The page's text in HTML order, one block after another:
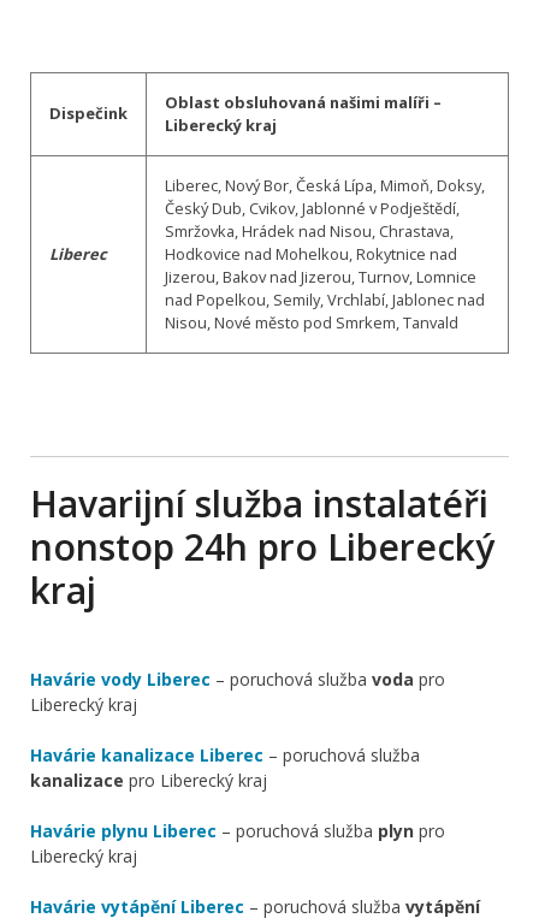
Dispečink
Oblast obsluhovaná našimi malíři –
Liberecký kraj
Liberec
Liberec, Nový Bor, Česká Lípa, Mimoň, Doksy,
Český Dub, Cvikov, Jablonné v Podještědí,
Smržovka, Hrádek nad Nisou, Chrastava,
Hodkovice nad Mohelkou, Rokytnice nad
Jizerou, Bakov nad Jizerou, Turnov, Lomnice
nad Popelkou, Semily, Vrchlabí, Jablonec nad
Nisou, Nové město pod Smrkem, Tanvald
Havarijní služba instalatéři
nonstop 24h pro Liberecký
kraj
Havárie vody Liberec – poruchová služba voda pro
Liberecký kraj
Havárie kanalizace Liberec – poruchová služba
kanalizace pro Liberecký kraj
Havárie plynu Liberec – poruchová služba plyn pro
Liberecký kraj
Havárie vytápění Liberec – poruchová služba vytápění